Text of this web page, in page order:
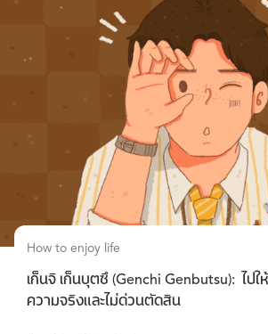
How to enjoy life
เก็นจิ เก็นบุตซึ (Genchi Genbutsu): ไป
ความจริงและไม่ด่วนตัดสิน